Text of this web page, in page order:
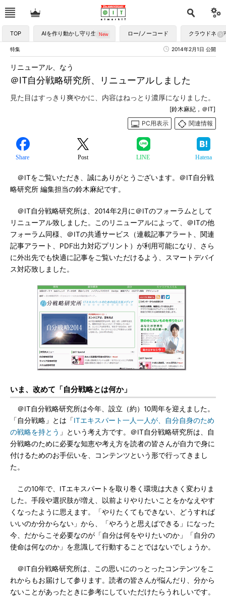
TOP AIを作り動かし守り生かす ロー/ノーコード クラウドネイ
特集 2014年2月1日 公開
＠IT自分戦略研究所、リニューアルしました
リニューアル、なう
見た目はすっきり爽やかに、内容はねっとり濃厚になりました。
[鈴木麻紀，＠IT]
PC用表示
関連情報
Share Post LINE Hatena
＠ITをご覧いただき、誠にありがとうございます。＠IT自分戦
略研究所 編集担当の鈴木麻紀です。
＠IT自分戦略研究所は、2014年2月に＠ITのフォーラムとして
リニューアル致しました。このリニューアルによって、＠ITの他
フォーラム同様、＠ITの共通サービス（連載記事アラート、関連
記事アラート、PDF出力対応プリント）が利用可能になり、さら
に外出先でも快適に記事をご覧いただけるよう、スマートデバイ
ス対応致しました。
いま、改めて「自分戦略とは何か」
＠IT自分戦略研究所は今年、設立（約）10周年を迎えました。
「自分戦略」とは「ITエキスパート一人一人が、自分自身のため
の戦略を持とう 」という考え方です。＠IT自分戦略研究所は、自
分戦略のために必要な知恵や考え方を読者の皆さんが自力で身に
付けるためのお手伝いを、コンテンツという形で行ってきまし
た。
この10年で、ITエキスパートを取り巻く環境は大きく変わりま
した。手段や選択肢が増え、以前よりやりたいことをかなえやす
くなったように思えます。「やりたくてもできない、どうすれば
いいのか分からない」から、「やろうと思えばできる」になった
今、だからこそ必要なのが「自分は何をやりたいのか」「自分の
使命は何なのか」を意識して行動することではないでしょうか。
＠IT自分戦略研究所は、この思いにのっとったコンテンツをこ
れからもお届けして参ります。読者の皆さんが悩んだり、分から
ないことがあったときに参考にしていただけたらうれしいです。